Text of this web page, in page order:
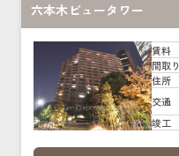
六本木ビュータワー
賃料
間取り
住所
交通
竣工